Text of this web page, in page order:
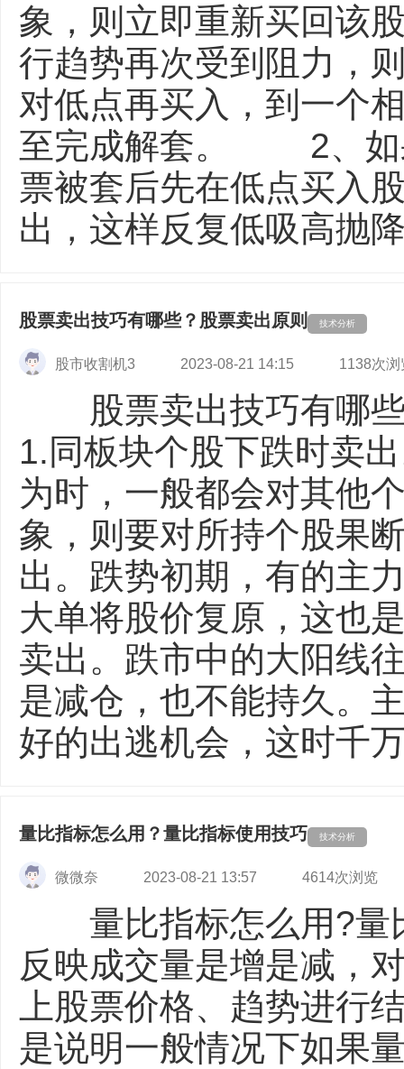
象，则立即重新买回该
行趋势再次受到阻力，
对低点再买入，到一个
至完成解套。 2、
票被套后先在低点买入
出，这样反复低吸高抛
股票卖出技巧有哪些？股票卖出原则 技术分析
股市收割机3 2023-08-21 14:15 1138次浏
股票卖出技巧有
1.同板块个股下跌时卖
为时，一般都会对其他
象，则要对所持个股
出。跌势初期，有的主
大单将股价复原，这
卖出。跌市中的大阳线
是减仓，也不能持久。
好的出逃机会，这时千
量比指标怎么用？量比指标使用技巧 技术分析
微微奈 2023-08-21 13:57 4614次浏览
量比指标怎么用?量
反映成交量是增是减，
上股票价格、趋势进行
是说明一般情况下如果